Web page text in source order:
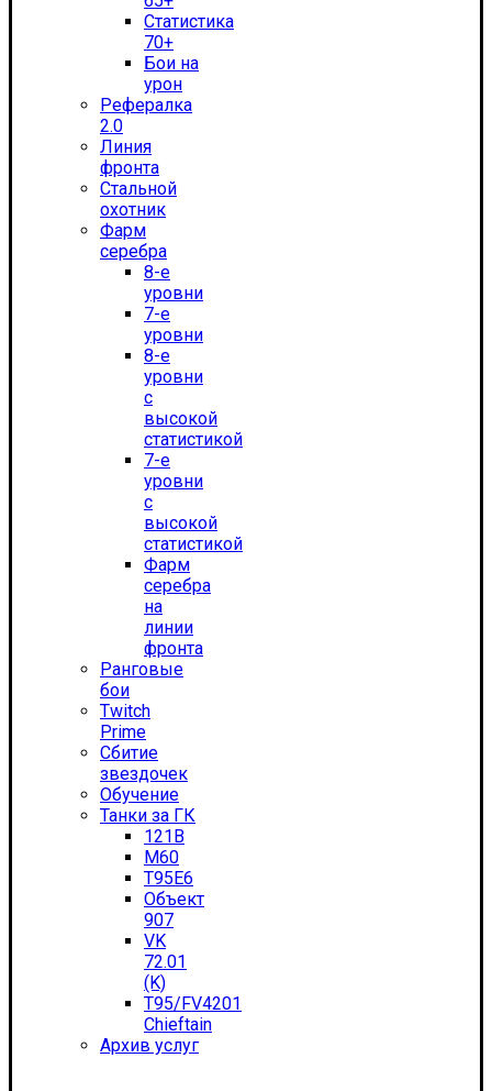
Статистика
70+
Бои на
урон
Рефералка
2.0
Линия
фронта
Стальной
охотник
Фарм
серебра
8-е
уровни
7-е
уровни
8-е
уровни
с
высокой
статистикой
7-е
уровни
с
высокой
статистикой
Фарм
серебра
на
линии
фронта
Ранговые
бои
Twitch
Prime
Сбитие
звездочек
Обучение
Танки за ГК
121B
M60
T95E6
Объект
907
VK
72.01
(K)
T95/FV4201
Chieftain
Архив услуг